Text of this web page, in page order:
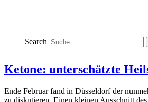
Search
Ketone: unterschätzte
Ende Februar fand in Düsseldorf der
zu diskutieren. Einen kleinen Ausschnitt